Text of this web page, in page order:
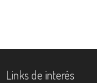
Links de interés